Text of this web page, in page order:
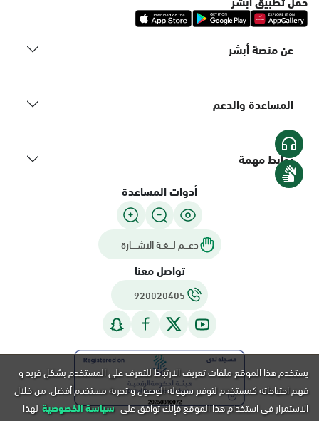
عن منصة أبشر
المساعدة والدعم
روابط مهمة
أدوات المساعدة
دعـــم لـــغـة الاشــــارة
تواصل معنا
920020405
يستخدم هذا الموقع ملفات تعريف الارتباط للتعرف على المستخدم بشكل فريد و
فهم احتياجاته كمستخدم لتوفير سهولة الوصول و تجربة مستخدم أفضل. من خلال
الاستمرار في استخدام هذا الموقع فإنك توافق على سياسة الخصوصية لهذا